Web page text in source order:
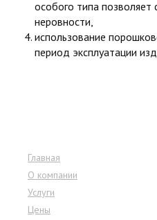
особого типа позволяет
неровности,
использование
период эксплуатации
Главная
О компании
Услуги
Цены